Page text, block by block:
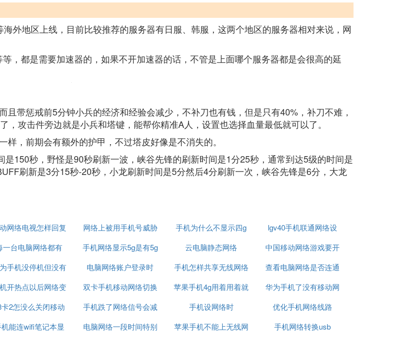
外地区上线，目前比较推荐的服务器有日服、韩服，这两个地区的服务器相对来说，网
，都是需要加速器的，如果不开加速器的话，不管是上面哪个服务器都是会很高的延
带惩戒前5分钟小兵的经济和经验会减少，不补刀也有钱，但是只有40%，补刀不难，
攻击件旁边就是小兵和塔键，能帮你精准A人，设置也选择血量最低就可以了。
，前期会有额外的护甲，不过塔皮好像是不消失的。
150秒，野怪是90秒刷新一波，峡谷先锋的刷新时间是1分25秒，通常到达5级的时间是
刷新是3分15秒-20秒，小龙刷新时间是5分然后4分刷新一次，峡谷先锋是6分，大龙
网络电视怎样回复
原来模式
网络上被用手机号威胁
怎么办
手机为什么不显示四g
网络怎么回事啊
lgv40手机联通网络设
置
一台电脑网络都有
wifi吗
手机网络显示5g是有5g
网吗
云电脑静态网络
中国移动网络游戏要开
加速器
手机没停机但没有
网络
电脑网络账户登录时
手机怎样共享无线网络
连接电脑连接不上网
查看电脑网络是否连通
可以用什么命令
开热点以后网络变
差的原因
双卡手机移动网络切换
吗
苹果手机4g用着用着就
没网络了
华为手机了没有移动网
络信号怎么回事
2怎没么关闭移动
网络
手机跌了网络信号会减
弱吗
手机设网络时
优化手机网络线路
能连wifi笔记本显
电脑网络一段时间特别
苹果手机不能上无线网
手机网络转换usb